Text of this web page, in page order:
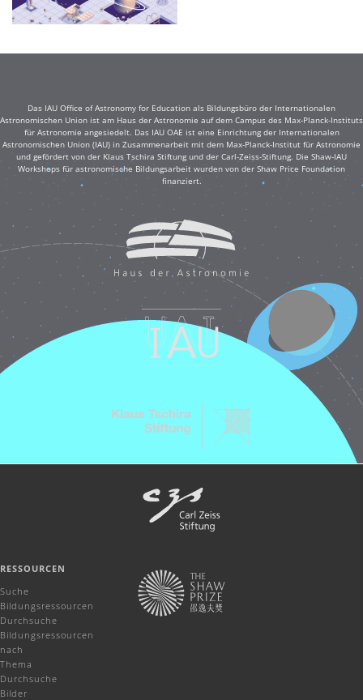
Das IAU Office of Astronomy for Education als Bildungsbüro der Internationalen
Astronomischen Union ist am Haus der Astronomie auf dem Campus des Max-Planck-Instituts
für Astronomie angesiedelt. Das IAU OAE ist eine Einrichtung der Internationalen
Astronomischen Union (IAU) in Zusammenarbeit mit dem Max-Planck-Institut für Astronomie
und gefördert von der Klaus Tschira Stiftung und der Carl-Zeiss-Stiftung. Die Shaw-IAU
Workshops für astronomische Bildungsarbeit wurden von der Shaw Price Foundation
finanziert.
RESSOURCEN
Suche
Bildungsressourcen
Durchsuche
Bildungsressourcen
nach
Thema
Durchsuche
Bilder